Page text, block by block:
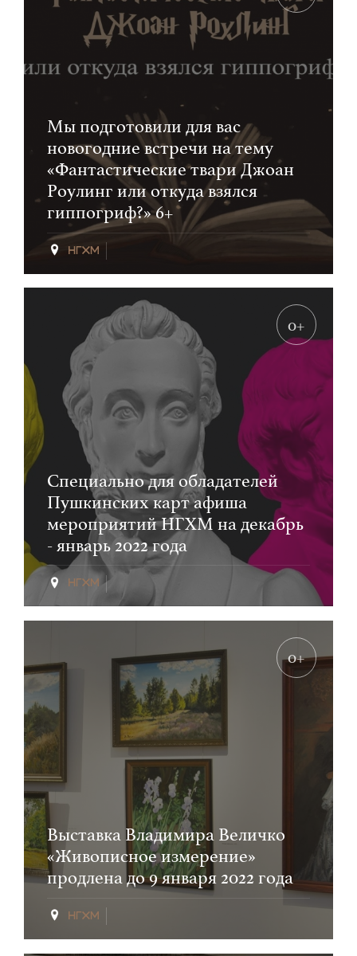
Мы подготовили для вас
новогодние встречи на тему
«Фантастические твари Джоан
Роулинг или откуда взялся
гиппогриф?» 6+
0+
Специально для обладателей
Пушкинских карт афиша
мероприятий НГХМ на декабрь
- январь 2022 года
0+
Выставка Владимира Величко
«Живописное измерение»
продлена до 9 января 2022 года